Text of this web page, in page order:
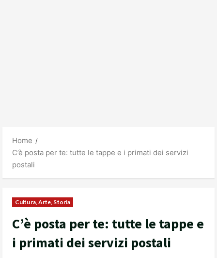
Home
C’è posta per te: tutte le tappe e i primati dei servizi
postali
Cultura, Arte, Storia
C’è posta per te: tutte le tappe e
i primati dei servizi postali